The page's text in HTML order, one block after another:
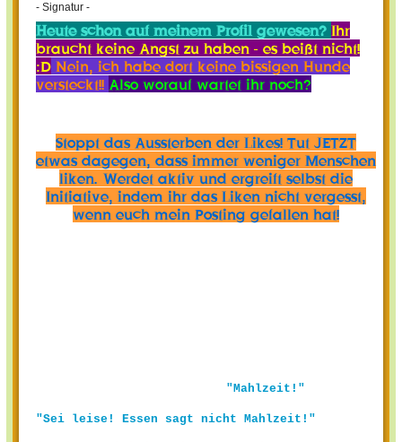
- Signatur -
Heute schon auf meinem Profil gewesen? Ihr
braucht keine Angst zu haben - es beißt nicht!
:D Nein, ich habe dort keine bissigen Hunde
versteckt!! Also worauf wartet ihr noch?
Stoppt das Aussterben der Likes! Tut JETZT
etwas dagegen, dass immer weniger Menschen
liken. Werdet aktiv und ergreift selbst die
Initiative, indem ihr das Liken nicht vergesst,
wenn euch mein Posting gefallen hat!
"Mahlzeit!"
"Sei leise! Essen sagt nicht Mahlzeit!"